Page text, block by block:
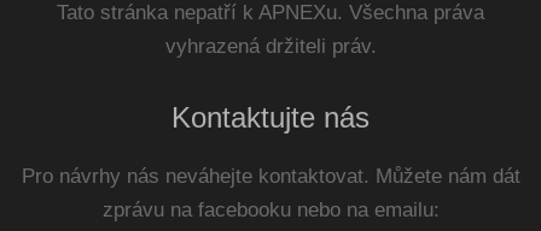
Tato stránka nepatří k APNEXu. Všechna práva
vyhrazená držiteli práv.
Kontaktujte nás
Pro návrhy nás neváhejte kontaktovat. Můžete nám dát
zprávu na facebooku nebo na emailu: